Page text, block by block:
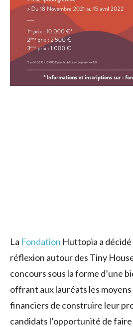
La Fondation Huttopia a décidé
réflexion autour des Tiny
concours sous la forme d’une
offrant aux lauréats les
financiers de construire leur
candidats l’opportunité de